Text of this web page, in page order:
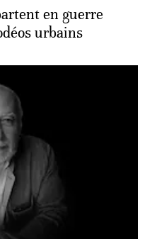
en guerre
urbains